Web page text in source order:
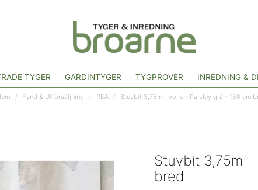
TYGER GARDINTYGER TYGPROVER INREDNING &
Fynd & Utförsäljning REA Stuvbit 3,75m - voile - Paisley grå - 150 cm
Stuvbit 3,75m -
bred